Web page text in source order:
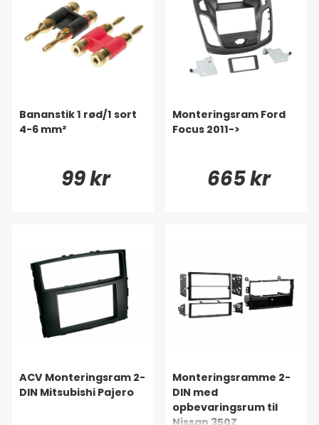
Bananstik 1 rød/1 sort
4-6 mm²
99 kr
Monteringsram Ford
Focus 2011->
665 kr
ACV Monteringsram 2-
DIN Mitsubishi Pajero
Monteringsramme 2-
DIN med
opbevaringsrum til
Nissan 350Z